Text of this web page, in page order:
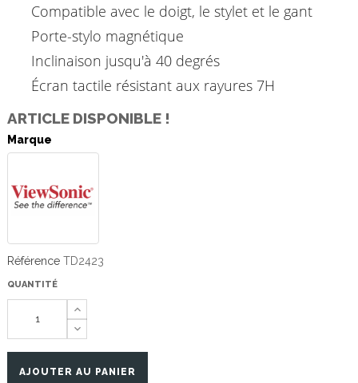
Compatible avec le doigt, le stylet et le gant
Porte-stylo magnétique
Inclinaison jusqu'à 40 degrés
Écran tactile résistant aux rayures 7H
ARTICLE DISPONIBLE !
Marque
Référence TD2423
QUANTITÉ
AJOUTER AU PANIER